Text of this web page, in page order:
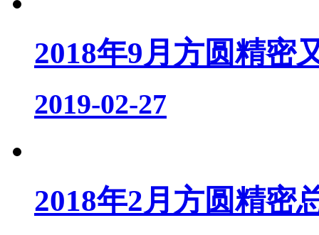
2018年9月方圆精密
2019-02-27
2018年2月方圆精密